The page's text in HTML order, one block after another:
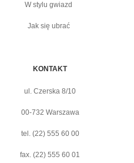
W stylu gwiazd
Jak się ubrać
KONTAKT
ul. Czerska 8/10
00-732 Warszawa
tel. (22) 555 60 00
fax. (22) 555 60 01